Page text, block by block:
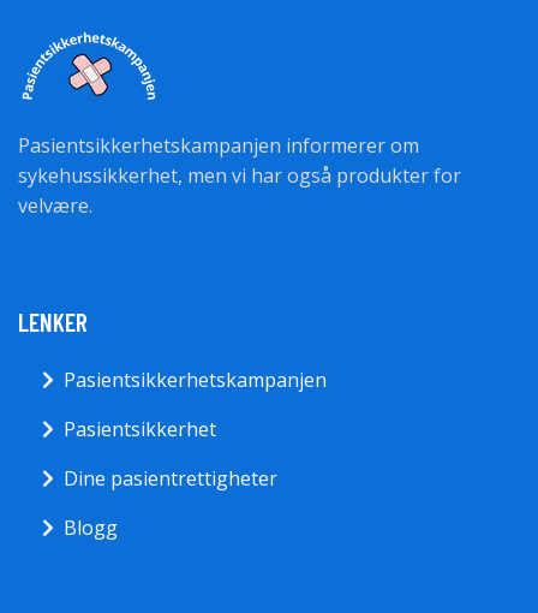
Pasientsikkerhetskampanjen informerer om
sykehussikkerhet, men vi har også produkter for
velvære.
LENKER
Pasientsikkerhetskampanjen
Pasientsikkerhet
Dine pasientrettigheter
Blogg